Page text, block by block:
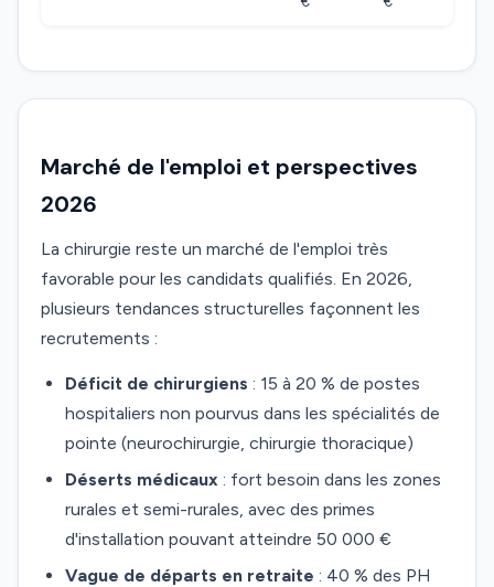
Marché de l'emploi et perspectives
2026
La chirurgie reste un marché de l'emploi très
favorable pour les candidats qualifiés. En 2026,
plusieurs tendances structurelles façonnent les
recrutements :
Déficit de chirurgiens : 15 à 20 % de postes
hospitaliers non pourvus dans les spécialités de
pointe (neurochirurgie, chirurgie thoracique)
Déserts médicaux : fort besoin dans les zones
rurales et semi-rurales, avec des primes
d'installation pouvant atteindre 50 000 €
Vague de départs en retraite : 40 % des PH